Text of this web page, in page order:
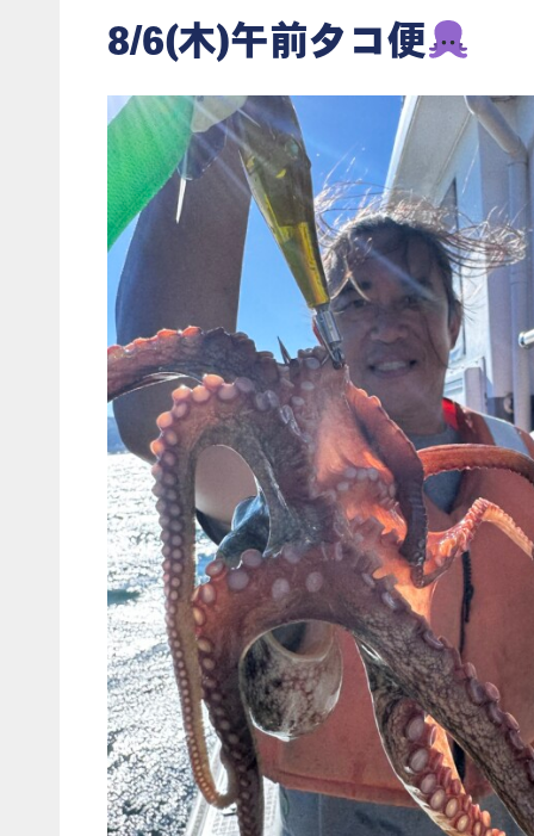
8/6(木)午前タコ便